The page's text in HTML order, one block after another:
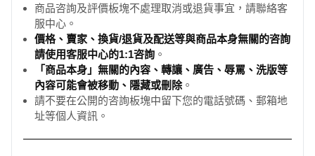
商品咨詢及評價板塊不處理取消或退貨事宜，請聯絡客
服中心。
價格、賣家、換貨/退貨及配送等與商品本身無關的咨詢
請使用客服中心的1:1咨詢 。
「商品本身」無關的內容、轉讓、廣告、辱罵、洗版等
內容可能會被移動、隱藏或刪除。
請不要在公開的咨詢板塊中留下您的電話號碼、郵箱地
址等個人資訊。